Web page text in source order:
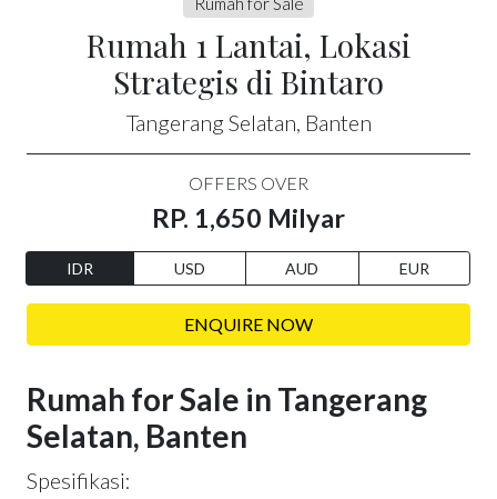
Rumah 1 Lantai, Lokasi
Strategis di Bintaro
Tangerang Selatan, Banten
OFFERS OVER
RP. 1,650 Milyar
IDR USD AUD EUR
ENQUIRE NOW
Rumah for Sale in Tangerang
Selatan, Banten
Spesifikasi: